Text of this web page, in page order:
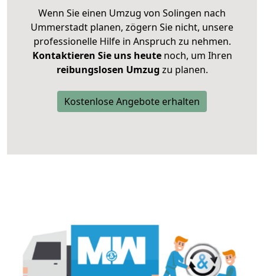
Wenn Sie einen Umzug von Solingen nach
Ummerstadt planen, zögern Sie nicht, unsere
professionelle Hilfe in Anspruch zu nehmen.
Kontaktieren Sie uns heutenoch, um Ihren
reibungslosen Umzug zu planen.
Kostenlose Angebote erhalten